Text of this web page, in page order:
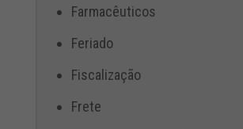
Farmacêuticos
Feriado
Fiscalização
Frete